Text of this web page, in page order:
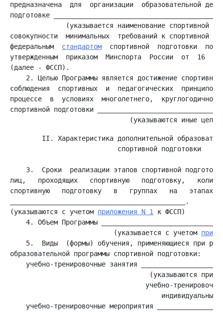
предназначена  для  организации  образовательной
подготовке
(указывается наименование спортивной
совокупности  минимальных  требований к спортивной
федеральным стандартом
спортивной  подготовки  по
утвержденным  приказом  Минспорта  России  от  16
2. Целью Программы является достижение
соблюдения  спортивных  и  педагогических  принципов
процессе  в  условиях  многолетнего,
спортивной подготовки
II. Характеристика дополнительной
                           спортивной подготовки
3.  Сроки  реализации этапов спортивной
лиц,   проходящих   спортивную   подготовку,
спортивную   подготовку   в   группах   на   этапах
____________________________________________.
(указываются с учетом приложения N 1
4. Объем Программы
                          (указывается с учетом
5.  Виды  (формы) обучения, применяющиеся при
учебно-тренировочные занятия
(указываются
учебно-
учебно-тренировочные мероприятия